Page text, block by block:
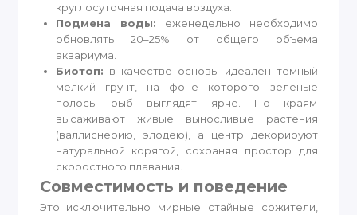
круглосуточная подача воздуха.
Подмена воды: еженедельно необходимо
обновлять 20–25% от общего объема
аквариума.
Биотоп: в качестве основы идеален темный
мелкий грунт, на фоне которого зеленые
полосы рыб выглядят ярче. По краям
высаживают живые выносливые растения
(валлиснерию, элодею), а центр декорируют
натуральной корягой, сохраняя простор для
скоростного плавания.
Совместимость и поведение
Это исключительно мирные стайные сожители,